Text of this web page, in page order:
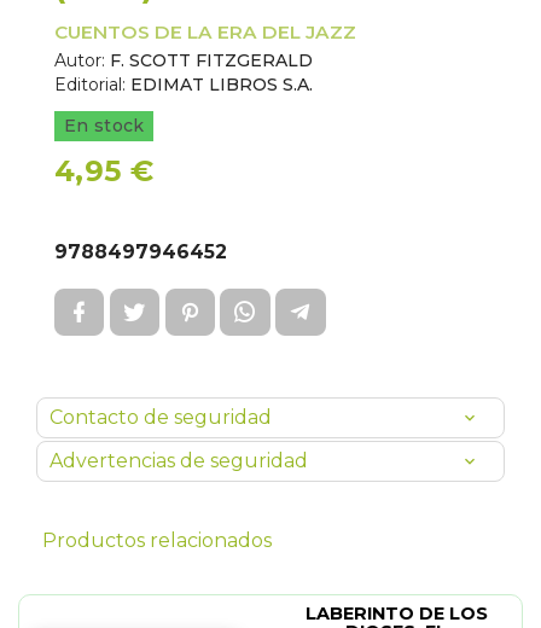
CUENTOS DE LA ERA DEL JAZZ
Autor: F. SCOTT FITZGERALD
Editorial: EDIMAT LIBROS S.A.
En stock
4,95 €
9788497946452
Contacto de seguridad
Advertencias de seguridad
Productos relacionados
LABERINTO DE LOS